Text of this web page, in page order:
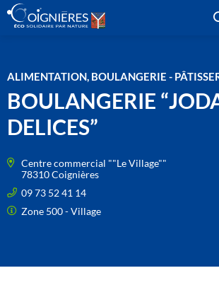
ALIMENTATION, BOULANGERIE -
BOULANGERIE
DELICES”
Centre commercial ""Le Village""
78310 Coignières
09 73 52 41 14
Zone 500 - Village